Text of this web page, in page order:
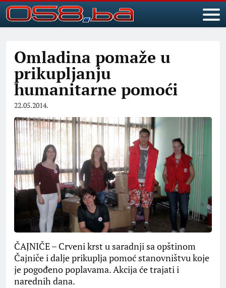
Omladina pomaže u
prikupljanju
humanitarne pomoći
22.05.2014.
ČAJNIČE – Crveni krst u saradnji sa opštinom
Čajniče i dalje prikuplja pomoć stanovništvu koje
je pogođeno poplavama. Akcija će trajati i
narednih dana.